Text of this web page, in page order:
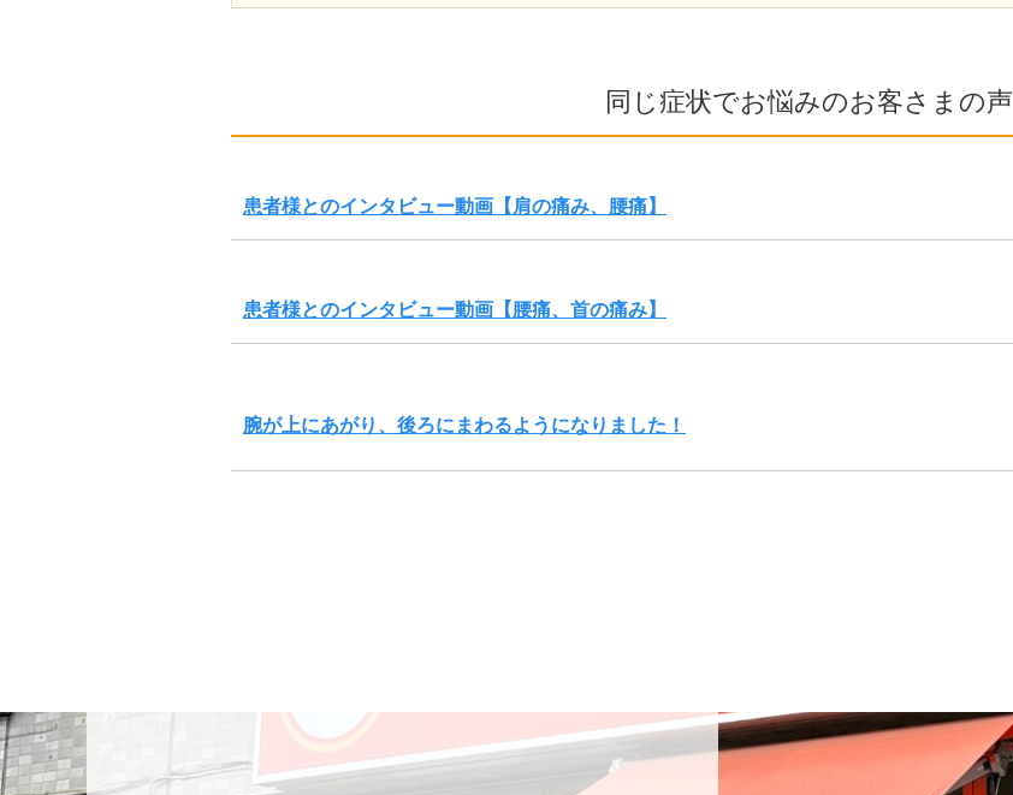
同じ症状でお悩みのお客さまの声
患者様とのインタビュー動画【肩の痛み、腰痛】
患者様とのインタビュー動画【腰痛、首の痛み】
腕が上にあがり、後ろにまわるようになりました！